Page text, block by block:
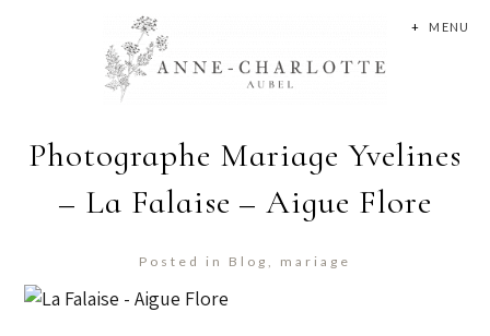
MENU
+
Photographe Mariage Yvelines
– La Falaise – Aigue Flore
Posted in Blog , mariage